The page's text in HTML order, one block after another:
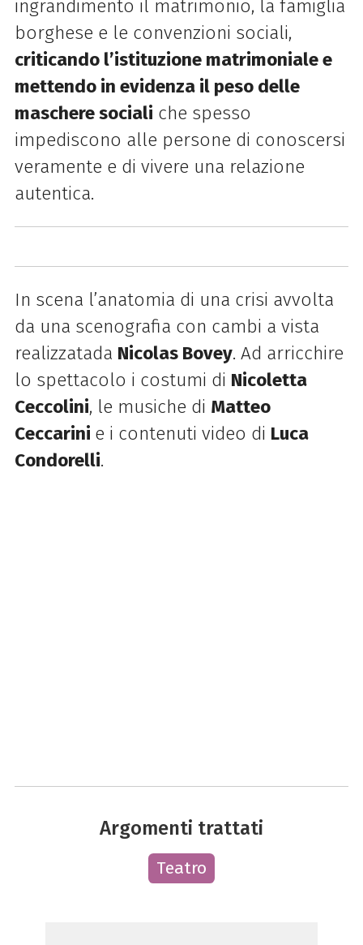
ingrandimento il matrimonio, la famiglia
borghese e le convenzioni sociali,
criticando l’istituzione matrimoniale e
mettendo in evidenza il peso delle
maschere sociali che spesso
impediscono alle persone di conoscersi
veramente e di vivere una relazione
autentica.
In scena l’anatomia di una crisi avvolta
da una scenografia con cambi a vista
realizzatada Nicolas Bovey. Ad arricchire
lo spettacolo i costumi di Nicoletta
Ceccolini, le musiche di Matteo
Ceccarini e i contenuti video di Luca
Condorelli.
Argomenti trattati
Teatro